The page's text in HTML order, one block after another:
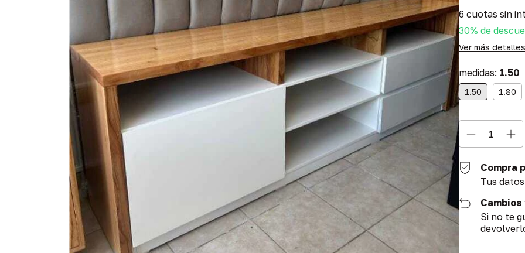
6 cuotas sin
30% de
Ver más detalles
medidas: 1.50
1.50 1.80
Compra
Tus
Si no te